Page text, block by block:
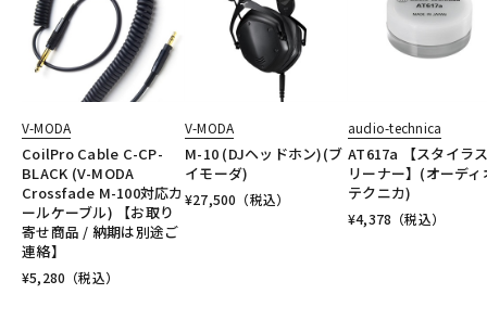
V-MODA
CoilPro Cable C-CP-
BLACK (V-MODA
Crossfade M-100対応カ
ールケーブル) 【お取り
寄せ商品 / 納期は別途ご
連絡】
¥5,280 （税込）
V-MODA
M-10 (DJヘッドホン)(ブ
イモーダ)
¥27,500 （税込）
audio-technica
AT617a 【スタイラ
リーナー】(オーディ
テクニカ)
¥4,378 （税込）